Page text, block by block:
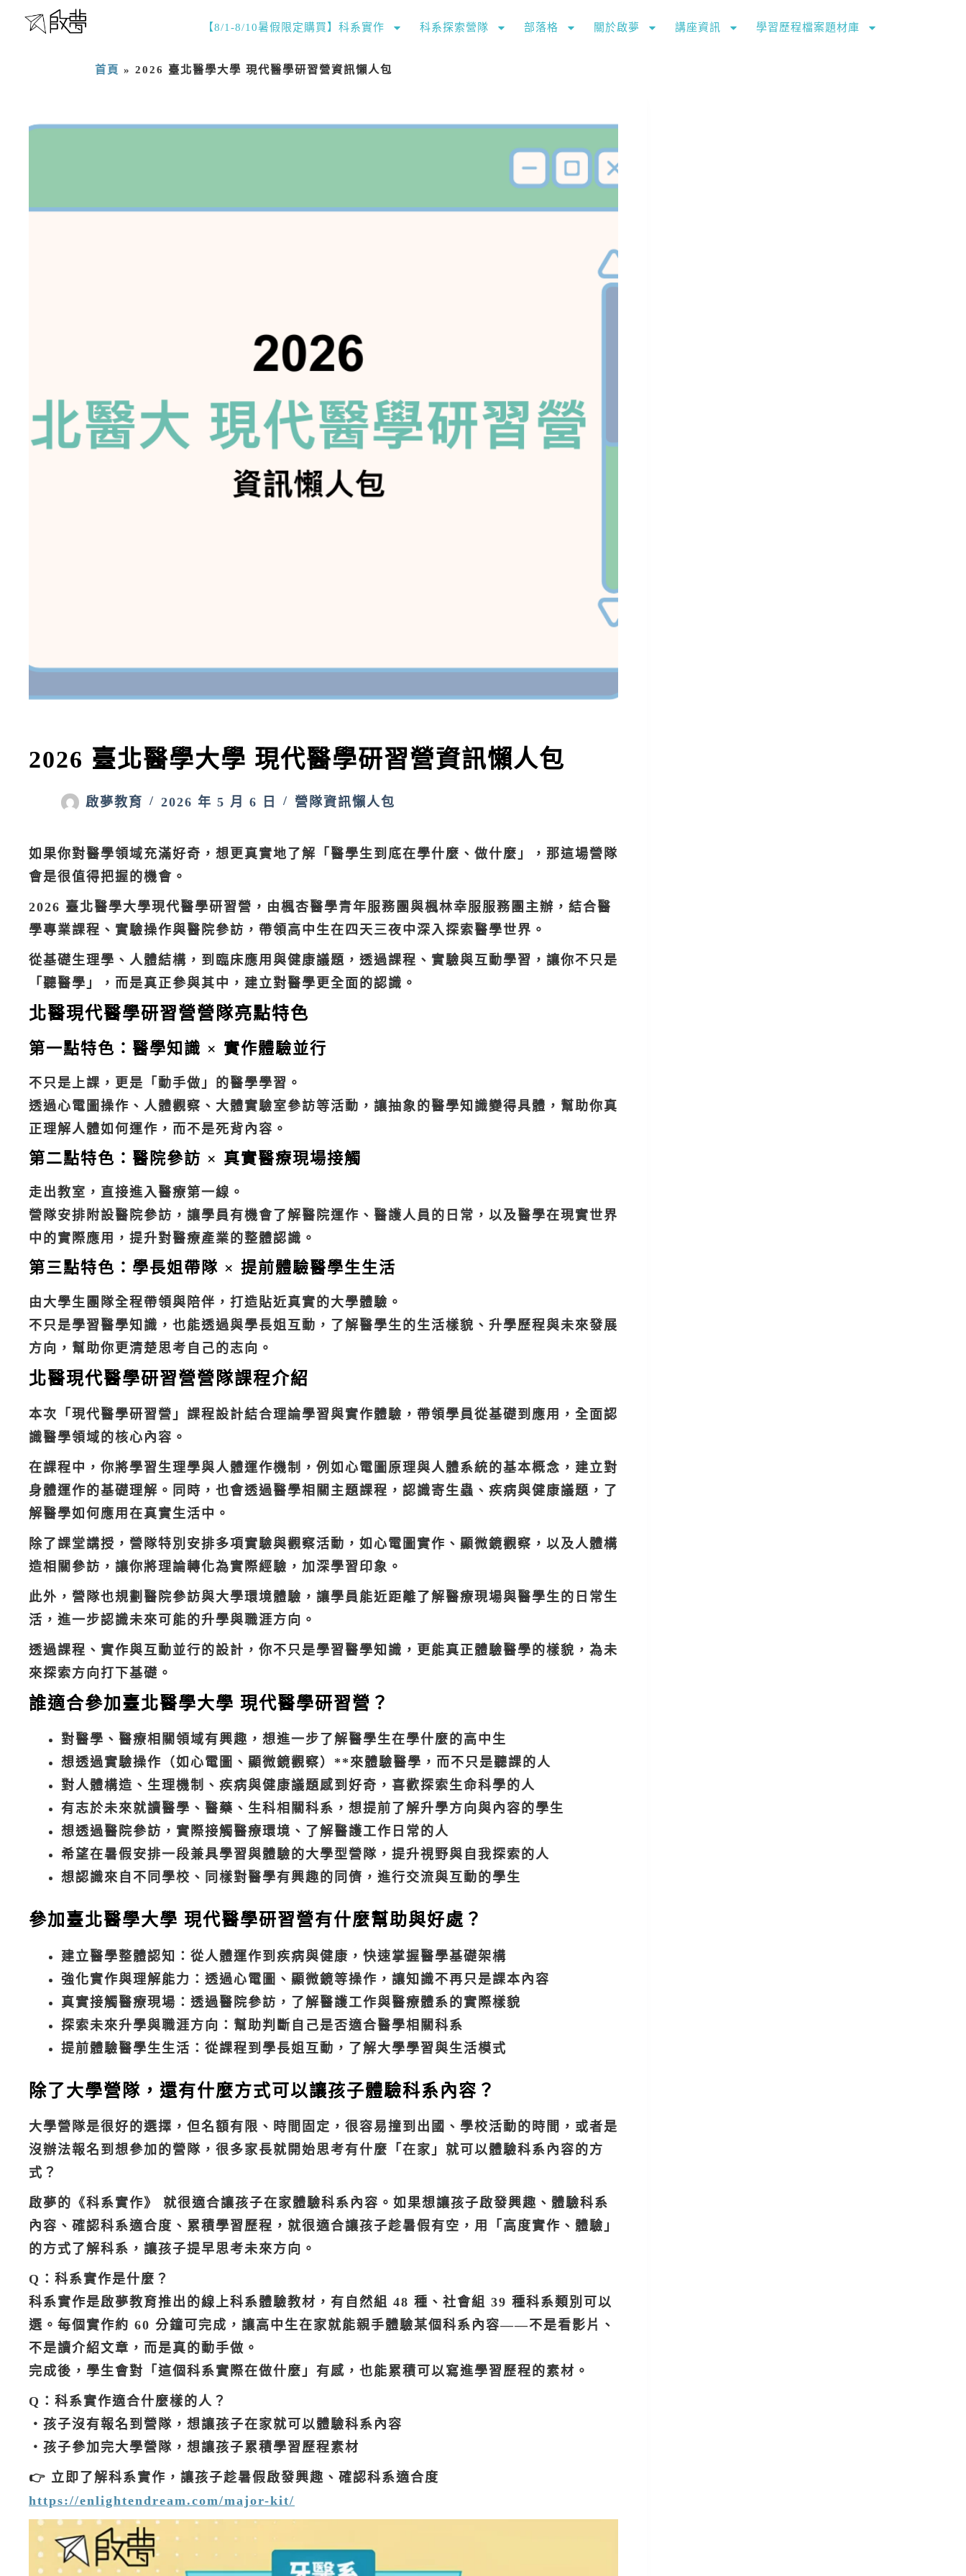
【8/1-8/10暑假限定購買】科系實作 科系探索營隊 部落格 關於啟夢 講座資訊 學習歷程檔案題材庫
首頁 » 2026 臺北醫學大學 現代醫學研習營資訊懶人包
2026 臺北醫學大學 現代醫學研習營資訊懶人包
啟夢教育 2026 年 5 月 6 日 營隊資訊懶人包
如果你對醫學領域充滿好奇，想更真實地了解「醫學生到底在學什麼、做什麼」，那這場營隊
會是很值得把握的機會。
2026 臺北醫學大學現代醫學研習營，由楓杏醫學青年服務團與楓林幸服服務團主辦，結合醫
學專業課程、實驗操作與醫院參訪，帶領高中生在四天三夜中深入探索醫學世界。
從基礎生理學、人體結構，到臨床應用與健康議題，透過課程、實驗與互動學習，讓你不只是
「聽醫學」，而是真正參與其中，建立對醫學更全面的認識。
北醫現代醫學研習營營隊亮點特色
第一點特色：醫學知識 × 實作體驗並行
不只是上課，更是「動手做」的醫學學習。
透過心電圖操作、人體觀察、大體實驗室參訪等活動，讓抽象的醫學知識變得具體，幫助你真
正理解人體如何運作，而不是死背內容。
第二點特色：醫院參訪 × 真實醫療現場接觸
走出教室，直接進入醫療第一線。
營隊安排附設醫院參訪，讓學員有機會了解醫院運作、醫護人員的日常，以及醫學在現實世界
中的實際應用，提升對醫療產業的整體認識。
第三點特色：學長姐帶隊 × 提前體驗醫學生生活
由大學生團隊全程帶領與陪伴，打造貼近真實的大學體驗。
不只是學習醫學知識，也能透過與學長姐互動，了解醫學生的生活樣貌、升學歷程與未來發展
方向，幫助你更清楚思考自己的志向。
北醫現代醫學研習營營隊課程介紹
本次「現代醫學研習營」課程設計結合理論學習與實作體驗，帶領學員從基礎到應用，全面認
識醫學領域的核心內容。
在課程中，你將學習生理學與人體運作機制，例如心電圖原理與人體系統的基本概念，建立對
身體運作的基礎理解。同時，也會透過醫學相關主題課程，認識寄生蟲、疾病與健康議題，了
解醫學如何應用在真實生活中。
除了課堂講授，營隊特別安排多項實驗與觀察活動，如心電圖實作、顯微鏡觀察，以及人體構
造相關參訪，讓你將理論轉化為實際經驗，加深學習印象。
此外，營隊也規劃醫院參訪與大學環境體驗，讓學員能近距離了解醫療現場與醫學生的日常生
活，進一步認識未來可能的升學與職涯方向。
透過課程、實作與互動並行的設計，你不只是學習醫學知識，更能真正體驗醫學的樣貌，為未
來探索方向打下基礎。
誰適合參加臺北醫學大學 現代醫學研習營？
對醫學、醫療相關領域有興趣，想進一步了解醫學生在學什麼的高中生
想透過實驗操作（如心電圖、顯微鏡觀察）**來體驗醫學，而不只是聽課的人
對人體構造、生理機制、疾病與健康議題感到好奇，喜歡探索生命科學的人
有志於未來就讀醫學、醫藥、生科相關科系，想提前了解升學方向與內容的學生
想透過醫院參訪，實際接觸醫療環境、了解醫護工作日常的人
希望在暑假安排一段兼具學習與體驗的大學型營隊，提升視野與自我探索的人
想認識來自不同學校、同樣對醫學有興趣的同儕，進行交流與互動的學生
參加臺北醫學大學 現代醫學研習營有什麼幫助與好處？
建立醫學整體認知：從人體運作到疾病與健康，快速掌握醫學基礎架構
強化實作與理解能力：透過心電圖、顯微鏡等操作，讓知識不再只是課本內容
真實接觸醫療現場：透過醫院參訪，了解醫護工作與醫療體系的實際樣貌
探索未來升學與職涯方向：幫助判斷自己是否適合醫學相關科系
提前體驗醫學生生活：從課程到學長姐互動，了解大學學習與生活模式
除了大學營隊，還有什麼方式可以讓孩子體驗科系內容？
大學營隊是很好的選擇，但名額有限、時間固定，很容易撞到出國、學校活動的時間，或者是
沒辦法報名到想參加的營隊，很多家長就開始思考有什麼「在家」就可以體驗科系內容的方
式？
啟夢的《科系實作》 就很適合讓孩子在家體驗科系內容。如果想讓孩子啟發興趣、體驗科系
內容、確認科系適合度、累積學習歷程，就很適合讓孩子趁暑假有空，用「高度實作、體驗」
的方式了解科系，讓孩子提早思考未來方向。
Q：科系實作是什麼？
科系實作是啟夢教育推出的線上科系體驗教材，有自然組 48 種、社會組 39 種科系類別可以
選。每個實作約 60 分鐘可完成，讓高中生在家就能親手體驗某個科系內容——不是看影片、
不是讀介紹文章，而是真的動手做。
完成後，學生會對「這個科系實際在做什麼」有感，也能累積可以寫進學習歷程的素材。
Q：科系實作適合什麼樣的人？
・孩子沒有報名到營隊，想讓孩子在家就可以體驗科系內容
・孩子參加完大學營隊，想讓孩子累積學習歷程素材
👉 立即了解科系實作，讓孩子趁暑假啟發興趣、確認科系適合度
https://enlightendream.com/major-kit/